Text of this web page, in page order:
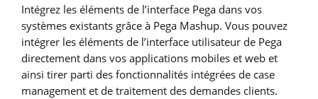
Intégrez les éléments de l’interface Pega dans vos
systèmes existants grâce à Pega Mashup. Vous pouvez
intégrer les éléments de l’interface utilisateur de Pega
directement dans vos applications mobiles et web et
ainsi tirer parti des fonctionnalités intégrées de case
management et de traitement des demandes clients.